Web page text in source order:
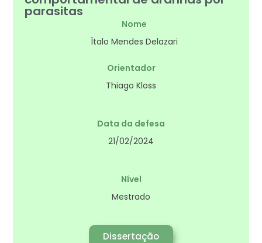
parasitas
Nome
Ítalo Mendes Delazari
Orientador
Thiago Kloss
Data da defesa
21/02/2024
Nível
Mestrado
Dissertação